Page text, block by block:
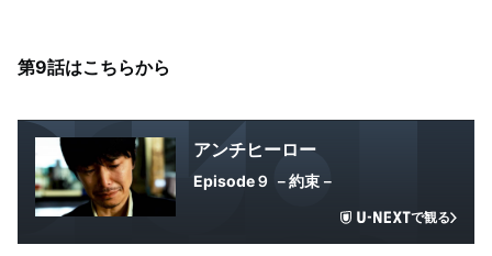
第9話はこちらから
アンチヒーロー
Episode９ －約束－
で観る